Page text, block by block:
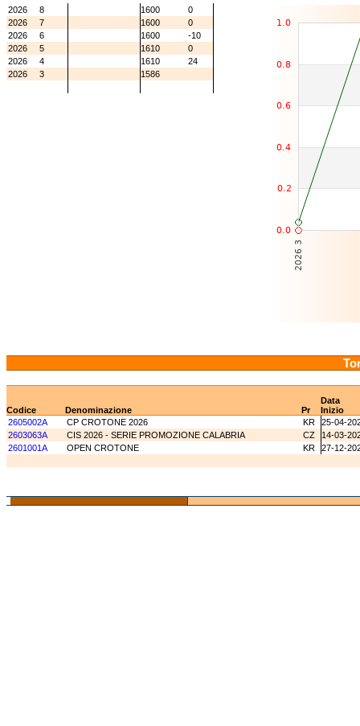
2026
8 1600
0
2026
7 1600
0
2026
6 1600
-10
2026
5 1610
0
2026
4 1610
24
2026
3 1586
Data
Codice
Denominazione Pr
Inizio
2605002A
CP CROTONE 2026 KR
25-04-
2603063A
CIS 2026 - SERIE PROMOZIONE CALABRIA CZ
14-03-
2601001A
OPEN CROTONE KR 27-12-